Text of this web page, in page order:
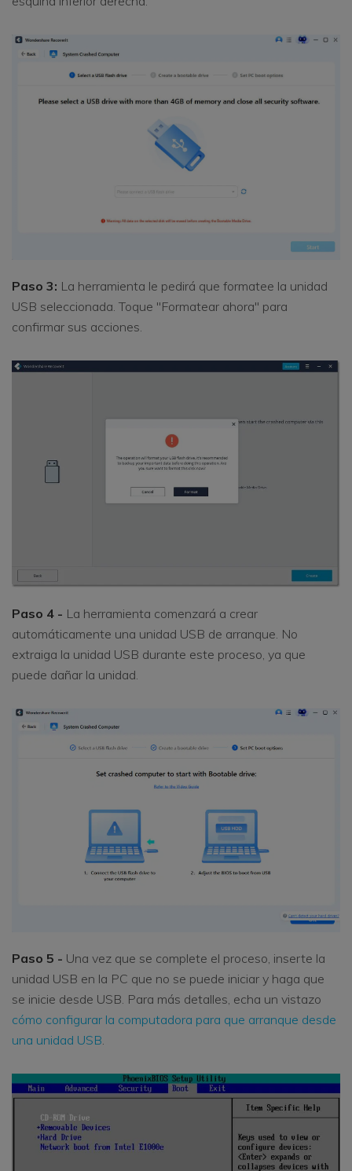
Paso 3: La herramienta le pedirá que formatee la unidad
USB seleccionada. Toque "Formatear ahora" para
confirmar sus acciones.
Paso 4 - La herramienta comenzará a crear
automáticamente una unidad USB de arranque. No
extraiga la unidad USB durante este proceso, ya que
puede dañar la unidad.
Paso 5 - Una vez que se complete el proceso, inserte la
unidad USB en la PC que no se puede iniciar y haga que
se inicie desde USB. Para más detalles, echa un vistazo
cómo configurar la computadora para que arranque desde
una unidad USB.